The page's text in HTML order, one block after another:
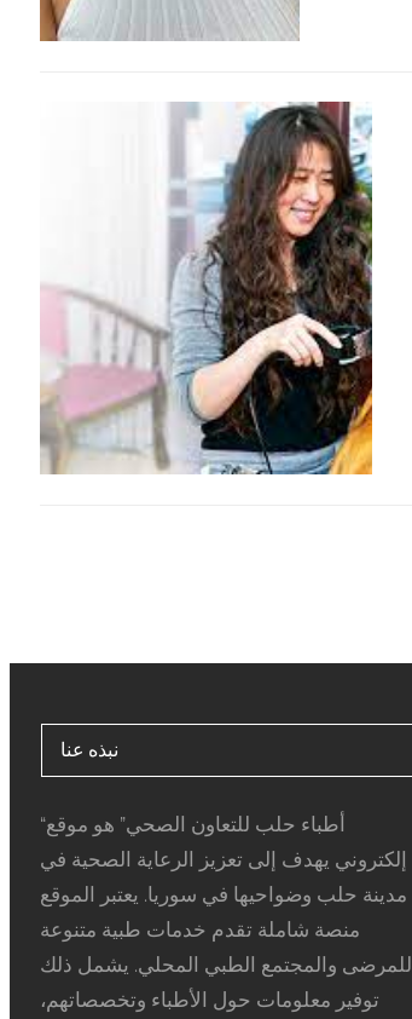
نبذه عنا
“أطباء حلب للتعاون الصحي” هو موقع
إلكتروني يهدف إلى تعزيز الرعاية الصحية في
مدينة حلب وضواحيها في سوريا. يعتبر الموقع
منصة شاملة تقدم خدمات طبية متنوعة
للمرضى والمجتمع الطبي المحلي. يشمل ذلك
توفير معلومات حول الأطباء وتخصصاتهم،